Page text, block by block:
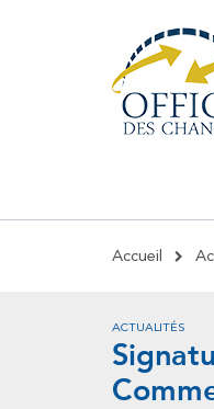
Fil
Accueil
ACTUALITÉS